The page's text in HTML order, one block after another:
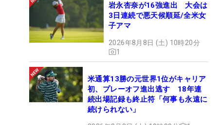
岩永杏奈が16強進出 大会は
3日連続で悪天候順延/全米女
子アマ
2026年8月8日 (土) 10時20分
1
米通算13勝の元世界1位がキャリア
初、プレーオフ進出逃す 18年連
続出場記録も終止符「何事も永遠に
続けられない」